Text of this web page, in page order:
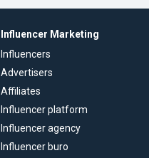
Influencer Marketing
Influencers
Advertisers
Affiliates
Influencer platform
Influencer agency
Influencer buro